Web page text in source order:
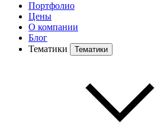
Портфолио
Цены
О компании
Блог
Тематики
Тематики